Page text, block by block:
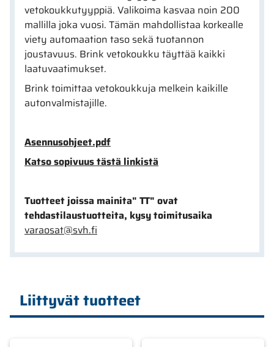
vetokoukkutyyppiä. Valikoima kasvaa noin 200
mallilla joka vuosi. Tämän mahdollistaa korkealle
viety automaation taso sekä tuotannon
joustavuus. Brink vetokoukku täyttää kaikki
laatuvaatimukset.
Brink toimittaa vetokoukkuja melkein kaikille
autonvalmistajille.
Asennusohjeet.pdf
Katso sopivuus tästä linkistä
Tuotteet joissa mainita" TT" ovat
tehdastilaustuotteita, kysy toimitusaika
varaosat@svh.fi
Liittyvät tuotteet